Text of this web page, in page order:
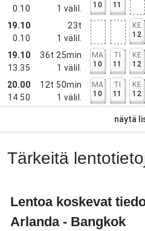
0.10
1 välil. 10 11
19.10
0.10
23t
1 välil.
KE
12
19.10
13.35
36t 25min
1 välil.
MA
10
TI
11
KE
12
20.00
14.50
12t 50min
1 välil.
MA
10
TI
11
KE
12
näytä
Tärkeitä
Lentoa koskevat
Arlanda - Bangkok